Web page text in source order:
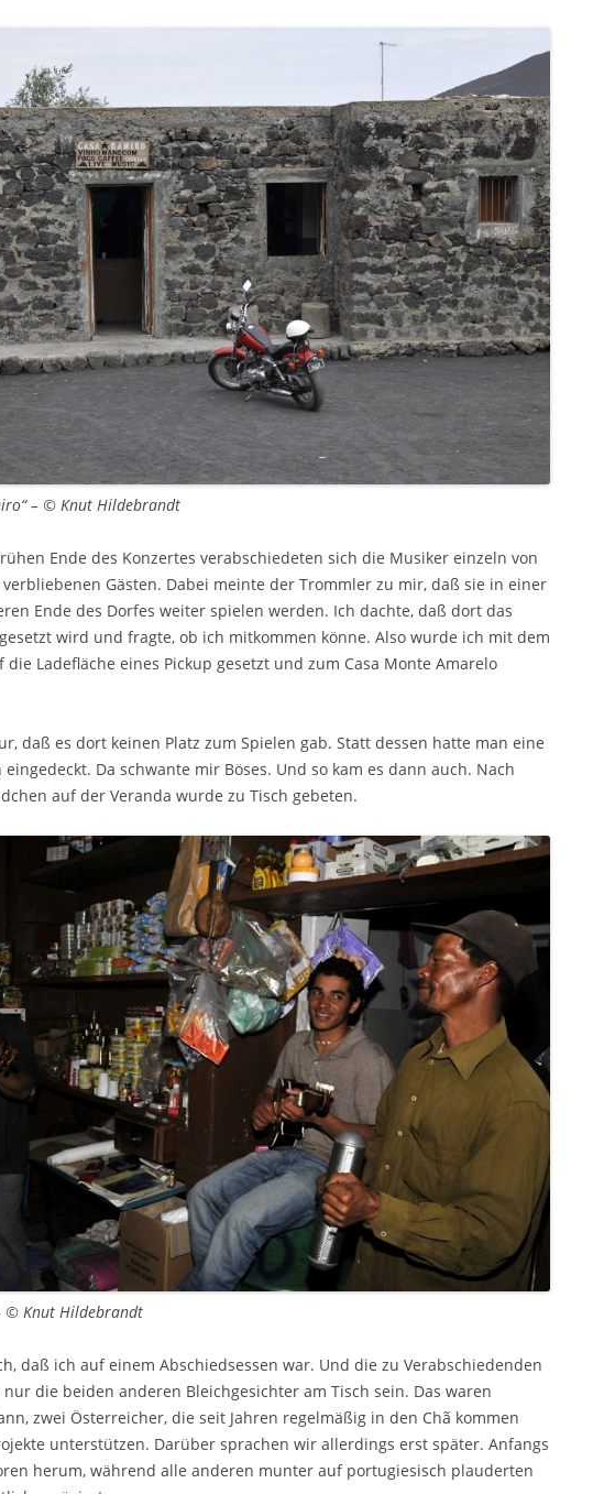
– © Knut Hildebrandt
Ende des Konzertes verabschiedeten sich die Musiker einzeln von
Gästen. Dabei meinte der Trommler zu mir, daß sie in einer
Ende des Dorfes weiter spielen werden. Ich dachte, daß dort das
wird und fragte, ob ich mitkommen könne. Also wurde ich mit dem
die Ladefläche eines Pickup gesetzt und zum Casa Monte Amarelo
daß es dort keinen Platz zum Spielen gab. Statt dessen hatte man eine
Da schwante mir Böses. Und so kam es dann auch. Nach
auf der Veranda wurde zu Tisch gebeten.
© Knut Hildebrandt
daß ich auf einem Abschiedsessen war. Und die zu Verabschiedenden
die beiden anderen Bleichgesichter am Tisch sein. Das waren
zwei Österreicher, die seit Jahren regelmäßig in den Chã kommen
unterstützen. Darüber sprachen wir allerdings erst später. Anfangs
herum, während alle anderen munter auf portugiesisch plauderten